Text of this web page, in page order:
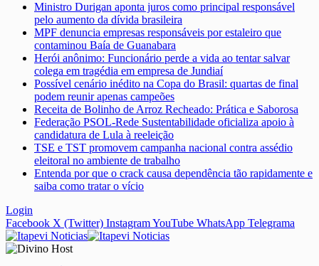
Ministro Durigan aponta juros como principal responsável
pelo aumento da dívida brasileira
MPF denuncia empresas responsáveis por estaleiro que
contaminou Baía de Guanabara
Herói anônimo: Funcionário perde a vida ao tentar salvar
colega em tragédia em empresa de Jundiaí
Possível cenário inédito na Copa do Brasil: quartas de final
podem reunir apenas campeões
Receita de Bolinho de Arroz Recheado: Prática e Saborosa
Federação PSOL-Rede Sustentabilidade oficializa apoio à
candidatura de Lula à reeleição
TSE e TST promovem campanha nacional contra assédio
eleitoral no ambiente de trabalho
Entenda por que o crack causa dependência tão rapidamente e
saiba como tratar o vício
Login
Facebook X (Twitter) InstagramYouTube WhatsApp Telegrama